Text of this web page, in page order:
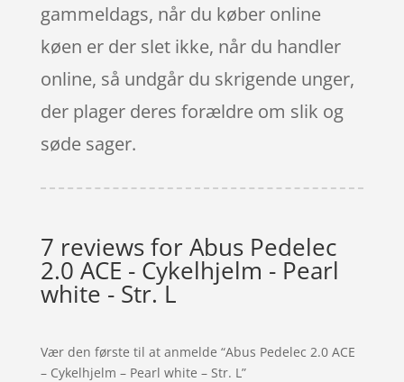
gammeldags, når du køber online
køen er der slet ikke, når du handler
online, så undgår du skrigende unger,
der plager deres forældre om slik og
søde sager.
7 reviews forAbus Pedelec
2.0 ACE - Cykelhjelm - Pearl
white - Str. L
Vær den første til at anmelde “Abus Pedelec 2.0 ACE
– Cykelhjelm – Pearl white – Str. L”